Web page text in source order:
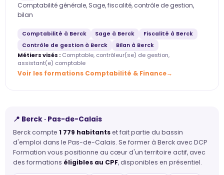
Comptabilité générale, Sage, fiscalité, contrôle de gestion,
bilan
Comptabilité à Berck Sage à Berck
Fiscalité à Berck
Contrôle de gestion à Berck
Bilan à Berck
Métiers visés : Comptable, contrôleur(se) de gestion,
assistant(e) comptable
Voir les formations Comptabilité & Finance
📍 Berck · Pas-de-Calais
Berck compte 1 779 habitantset fait partie du bassin
d'emploi dans le Pas-de-Calais. Se former à Berck avec DCP
Formation vous positionne au cœur d'un territoire actif, avec
des formations éligibles au CPF, disponibles en présentiel.